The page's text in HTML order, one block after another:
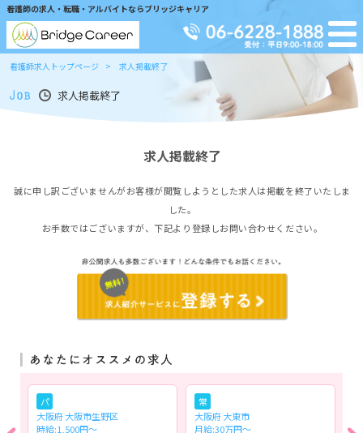
看護師の求人・転職・アルバイトならブリッジキャリア
看護師求人トップページ 求人掲載終了
求人掲載終了
求人掲載終了
誠に申し訳ございませんがお客様が閲覧しようとした求人は掲載を終了いたしま
した。
お手数ではございますが、下記より登録しお問い合わせください。
パ
大阪府 大阪市生野区
時給:1,500円～
常
大阪府 大東市
月給:30万円～